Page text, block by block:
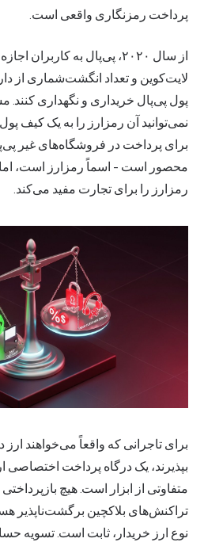
پرداخت رمزنگاری واقعی است.
از سال ۲۰۲۰، پی‌پال به
لایت‌کوین و تعداد انگشت‌شماری از
پول پی‌پال خریداری و نگهداری کنند.
نمی‌توانید آن رمزارز را به یک کیف
برای پرداخت در فروشگاه‌های غیر
محصور است - اسماً رمزارز است،
رمزارز را برای تجارت مفید می‌کند.
برای تاجرانی که واقعاً می‌خواهند ارز
بپذیرند، یک درگاه پرداخت اختصاصی
متفاوتی از ابزار است. هیچ بازپرداختی
تراکنش‌های بلاکچین برگشت‌ناپذیر
نوع ارز خریدار، ثابت است. تسویه